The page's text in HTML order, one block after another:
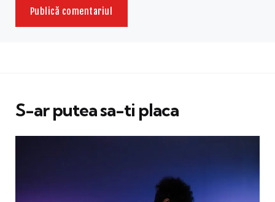
S-ar putea sa-ti placa